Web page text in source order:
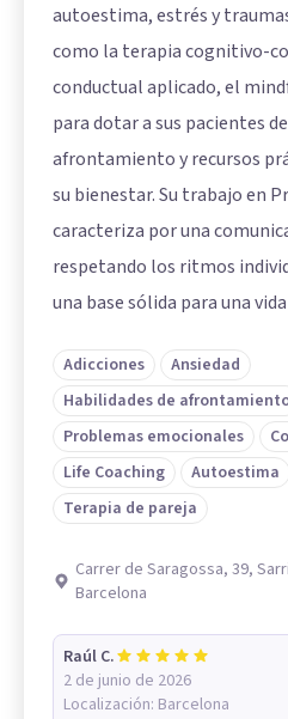
autoestima, estrés y
como la terapia cognitivo-
conductual aplicado, el
para dotar a sus pacientes
afrontamiento y recursos
su bienestar. Su trabajo en
caracteriza por una
respetando los ritmos
una base sólida para una
Adicciones
Ansiedad
Habilidades de
Problemas emocionales
Life Coaching
Autoestima
Terapia de pareja
Carrer de Saragossa, 39,
Barcelona
Raúl C.
2 de junio de 2026
Localización: Barcelona